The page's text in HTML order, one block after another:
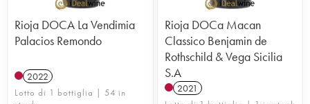
Rioja DOCA La Vendimia
Palacios Remondo
2022
Lotto di 1 bottiglia | 54 in
Rioja DOCa Macan
Classico Benjamin de
Rothschild & Vega Sicilia
S.A
2021